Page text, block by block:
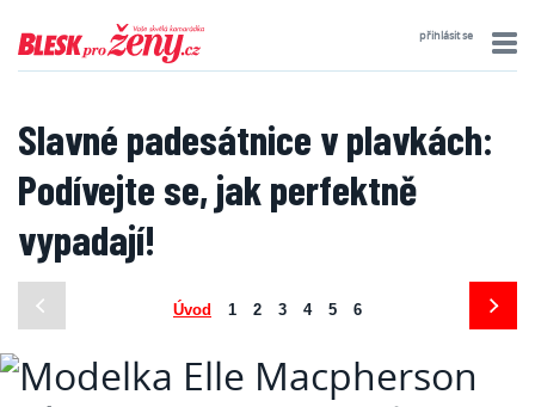
přihlásit se
Slavné padesátnice v plavkách:
Podívejte se, jak perfektně
vypadají!
Úvod 1 2 3 4 5 6